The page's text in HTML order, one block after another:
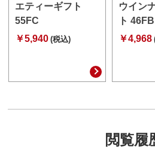
エティーギフト
55FC
￥5,940 (税込)
ウイン
ト 46FB
￥4,968
閲覧履